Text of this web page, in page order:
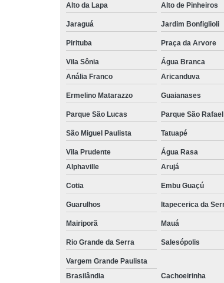
Alto da Lapa
Alto de Pinheiros
Jaraguá Jardim Bonfiglioli
Pirituba Praça da Arvore
Vila Sônia
Água Branca
Anália Franco
Aricanduva
Ermelino Matarazzo Guaianases
Parque São Lucas Parque São Rafael
São Miguel Paulista Tatuapé
Vila Prudente
Água Rasa
Alphaville
Arujá
Cotia Embu Guaçú
Guarulhos Itapecerica da
Mairiporã Mauá
Rio Grande da Serra Salesópolis
Vargem Grande Paulista
Brasilândia
Cachoeirinha